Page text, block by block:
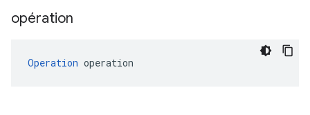
opération
Operation operation